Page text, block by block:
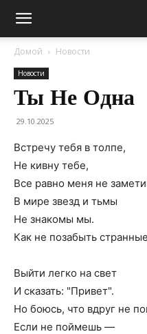
Домой Новости
Новости
Ты Не Одна
29.10.2025
Встречу тебя в толпе,
Не кивну тебе,
Все равно меня не
В мире звезд и тьмы
Не знакомы мы.
Как не позабыть
Выйти легко на свет
И сказать: "Привет".
Но боюсь, что вдруг не
Если не поймешь —